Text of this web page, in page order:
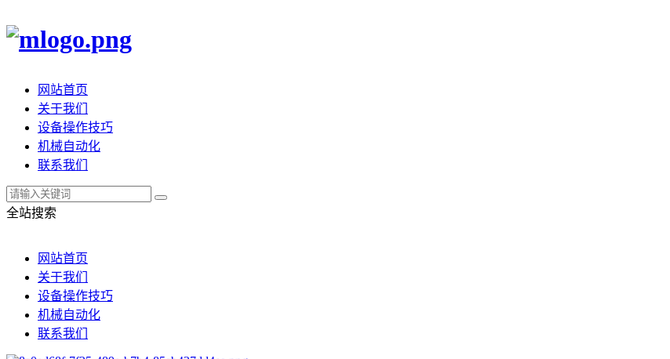
网站首页
关于我们
设备操作技巧
机械自动化
联系我们
全站搜索
网站首页
关于我们
设备操作技巧
机械自动化
联系我们